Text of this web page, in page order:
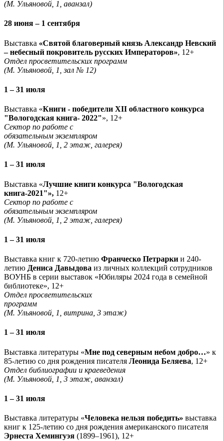
(М. Ульяновой, 1, аванзал)
28 июня – 1 сентября
Выставка «Святой благоверный князь Александр Невский
– небесный покровитель русских Императоров», 12+
Отдел просветительских программ
(М. Ульяновой, 1, зал № 12)
1 – 31 июля
Выставка «Книги - победители XII областного конкурса
"Вологодская книга- 2022"», 12+
Сектор по работе с
обязательным экземпляром
(М. Ульяновой, 1, 2 этаж, галерея)
1 – 31 июля
Выставка «Лучшие книги конкурса "Вологодская
книга-2021"», 12+
Сектор по работе с
обязательным экземпляром
(М. Ульяновой, 1, 2 этаж, галерея)
1 – 31 июля
Выставка книг к 720-летию Франческо Петрарки и 240-
летию Дениса Давыдова из личных коллекций сотрудников
ВОУНБ в серии выставок «Юбиляры 2024 года в семейной
библиотеке», 12+
Отдел просветительских
программ
(М. Ульяновой, 1, витрина, 3 этаж)
1 – 31 июля
Выставка литературы «Мне под северным небом добро…» к
85-летию со дня рождения писателя Леонида Беляева, 12+
Отдел библиографии и краеведения
(М. Ульяновой, 1, 3 этаж, аванзал)
1 – 31 июля
Выставка литературы «Человека нельзя победить» выставка
книг к 125-летию со дня рождения американского писателя
Эрнеста Хемингуэя (1899–1961), 12+